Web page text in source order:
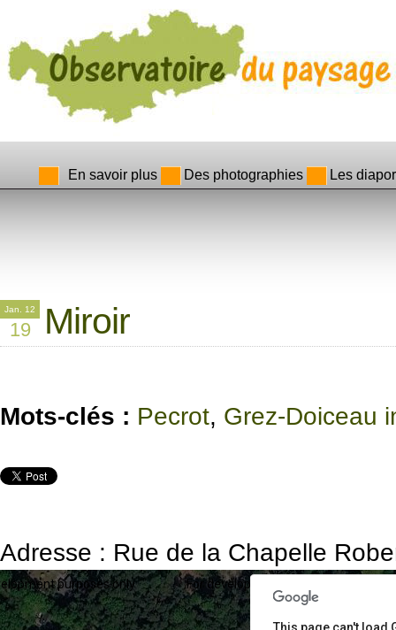
En savoir plus Des photographies Les
Jan. 12
19 Miroir
Mots-clés : Pecrot, Grez-Doiceau
Adresse : Rue de la Chapelle
For development purposes only
purposes only
This page can't load